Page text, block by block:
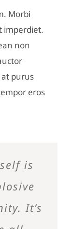
Morbi
imperdiet.
non
purus
eros
is
It’s